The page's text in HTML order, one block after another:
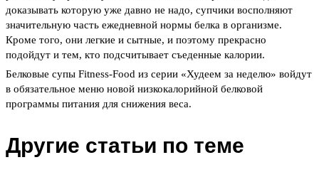
доказывать которую уже давно не надо, супчики восполняют
значительную часть ежедневной нормы белка в организме.
Кроме того, они легкие и сытные, и поэтому прекрасно
подойдут и тем, кто подсчитывает съеденные калории.
Белковые супы Fitness-Food из серии «Худеем за неделю» войдут
в обязательное меню новой низкокалорийной белковой
программы питания для снижения веса.
Другие статьи по теме